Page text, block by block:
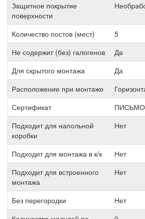
Защитное покрытие
поверхности
Количество постов (мест)
5
Не содержит (без) галогенов
Да
Для скрытого монтажа
Да
Расположение при монтаже
Сертификат
ПИСЬМО
Подходит для напольной
коробки
Нет
Подходит для монтажа в к/к
Нет
Подходит для встроенного
монтажа
Нет
Без перегородки
Нет